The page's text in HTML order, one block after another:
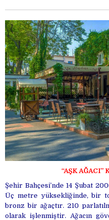
“AŞK AĞACI”
Şehir Bahçesi’nde 14 Şubat
Üç metre yüksekliğinde, bir
bronz bir ağaçtır. 210
olarak işlenmiştir. Ağacın